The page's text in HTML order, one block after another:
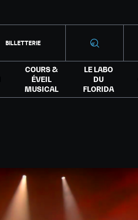
BILLETTERIE
COURS &
ÉVEIL
MUSICAL
LE LABO
DU
FLORIDA